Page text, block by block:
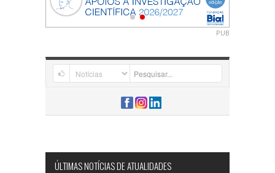
PUB
ÚLTIMAS NOTÍCIAS DE ATUALIDADES